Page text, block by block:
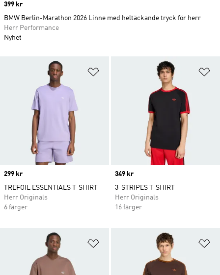
Lägg till på önskelistan
Price
299 kr
TREFOIL ESSENTIALS T-SHIRT
Herr Originals
6 färger
Price
349 kr
3-STRIPES T-SHIRT
Herr Originals
16 färger
Lägg till på önskelistan
Price
399 kr
BMW Berlin-Marathon 2026 Linne med heltäckande tryck för herr
Herr Performance
Nyhet